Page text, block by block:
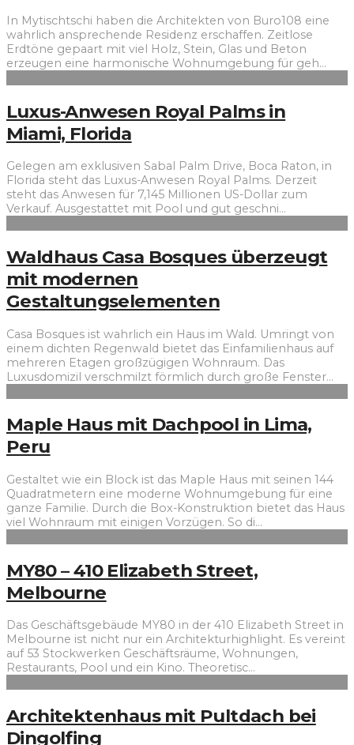
In Mytischtschi haben die Architekten von Buro108 eine
wahrlich ansprechende Residenz erschaffen. Zeitlose
Erdtöne gepaart mit viel Holz, Stein, Glas und Beton
erzeugen eine harmonische Wohnumgebung für geh...
Luxus-Anwesen Royal Palms in
Miami, Florida
Gelegen am exklusiven Sabal Palm Drive, Boca Raton, in
Florida steht das Luxus-Anwesen Royal Palms. Derzeit
steht das Anwesen für 7,145 Millionen US-Dollar zum
Verkauf. Ausgestattet mit Pool und gut geschni...
Waldhaus Casa Bosques überzeugt
mit modernen
Gestaltungselementen
Casa Bosques ist wahrlich ein Haus im Wald. Umringt von
einem dichten Regenwald bietet das Einfamilienhaus auf
mehreren Etagen großzügigen Wohnraum. Das
Luxusdomizil verschmilzt förmlich durch große Fenster...
Maple Haus mit Dachpool in Lima,
Peru
Gestaltet wie ein Block ist das Maple Haus mit seinen 144
Quadratmetern eine moderne Wohnumgebung für eine
ganze Familie. Durch die Box-Konstruktion bietet das Haus
viel Wohnraum mit einigen Vorzügen. So di...
MY80 – 410 Elizabeth Street,
Melbourne
Das Geschäftsgebäude MY80 in der 410 Elizabeth Street in
Melbourne ist nicht nur ein Architekturhighlight. Es vereint
auf 53 Stockwerken Geschäftsräume, Wohnungen,
Restaurants, Pool und ein Kino. Theoretisc...
Architektenhaus mit Pultdach bei
Dingolfing